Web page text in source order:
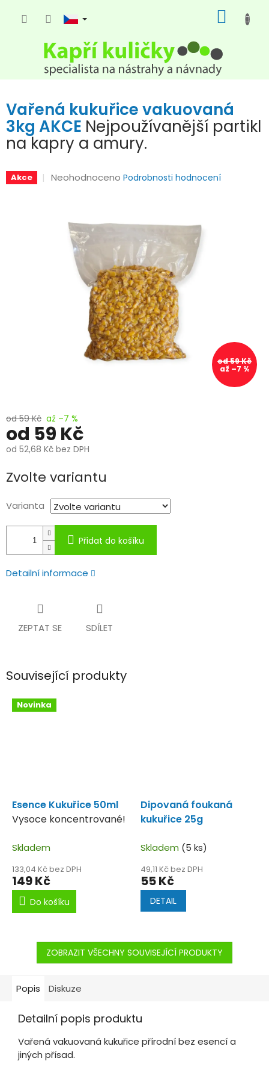
KOŠÍK
Vařená kukuřice vakuovaná
3kg AKCE Nejpoužívanější partikl
na kapry a amury.
Akce
Průměrné
hvězdiček.
Neohodnoceno Podrobnosti hodnocení
od 59 Kč
až –7 %
od 59 Kč až –7 %
od 59 Kč
od 52,68 Kč bez DPH
cena:
Zvolte variantu
Varianta
Přidat do košíku
Detailní informace
ZEPTAT SE SDÍLET
Související produkty
Novinka
Esence Kukuřice 50ml
Vysoce koncentrované!
Skladem
133,04 Kč bez DPH
149 Kč
Do košíku
Dipovaná foukaná
kukuřice 25g
Skladem (5 ks)
49,11 Kč bez DPH
55 Kč
DETAIL
ZOBRAZIT VŠECHNY SOUVISEJÍCÍ PRODUKTY
Popis Diskuze
Detailní popis produktu
Vařená vakuovaná kukuřice přírodní bez esencí a
jiných přísad.